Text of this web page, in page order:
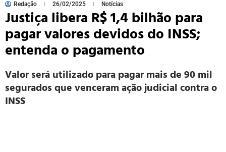
Redação 26/02/2025 Notícias
Justiça libera R$ 1,4 bilhão para
pagar valores devidos do INSS;
entenda o pagamento
Valor será utilizado para pagar mais de 90 mil
segurados que venceram ação judicial contra o
INSS